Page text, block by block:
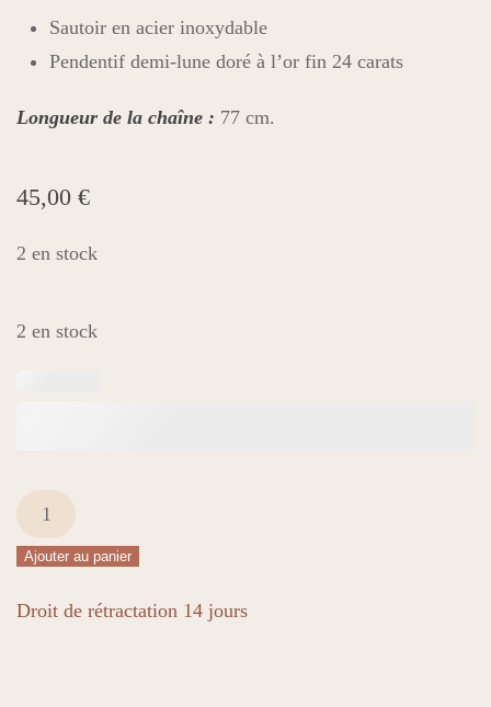
Sautoir en acier inoxydable
Pendentif demi-lune doré à l’or fin 24 carats
Longueur de la chaîne : 77 cm.
45,00 €
2 en stock
2 en stock
quantité
Sautoir
Alaïa
Ajouter au panier
Droit de rétractation 14 jours